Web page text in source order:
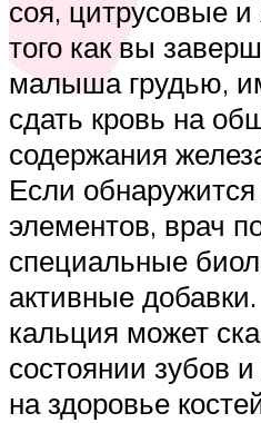
соя, цитрусовые
того как вы
малыша грудью,
сдать кровь на
содержания
Если обнаружится
элементов, врач
специальные
активные
кальция может
состоянии зубов
на здоровье